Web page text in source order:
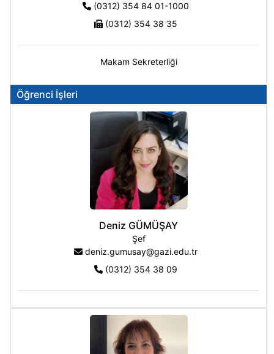
(0312) 354 84 01-1000
(0312) 354 38 35
Makam Sekreterliği
Öğrenci İşleri
Deniz GÜMÜŞAY
Şef
deniz.gumusay@gazi.edu.tr
(0312) 354 38 09